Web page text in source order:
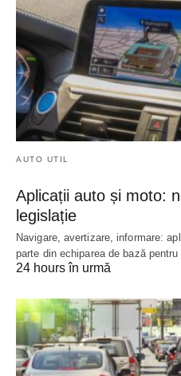
AUTO UTIL
Aplicații auto și moto:
legislație
Navigare, avertizare, informare:
parte din echiparea de bază
24 hours în urmă